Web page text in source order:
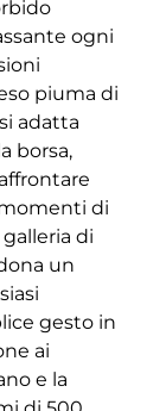
ogni
piuma di
adatta
borsa,
di
di
un
gesto in
ai
e la